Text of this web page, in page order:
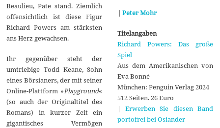
Beaulieu, Pate stand. Ziemlich
offensichtlich ist diese Figur
Richard Powers am stärksten
ans Herz gewachsen.
Ihr gegenüber steht der
umtriebige Todd Keane, Sohn
eines Börsianers, der mit seiner
Online-Plattform »Playground«
(so auch der Originaltitel des
Romans) in kurzer Zeit ein
gigantisches Vermögen
| Peter Mohr
Titelangaben
Richard Powers: Das große
Spiel
Aus dem Amerikanischen von
Eva Bonné
München: Penguin Verlag 2024
512 Seiten. 26 Euro
| Erwerben Sie diesen Band
portofrei bei Osiander